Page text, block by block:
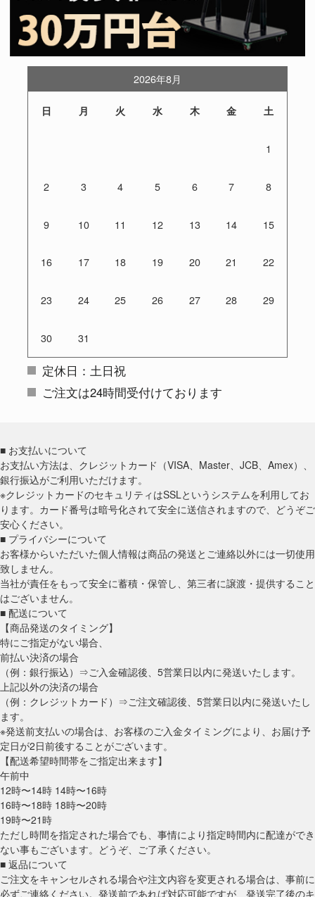
2026年8月
日 月 火 水 木 金 土
1
2 3 4 5 6 7 8
9 10 11 12 13 14 15
16 17 18 19 20 21 22
23 24 25 26 27 28 29
30 31
定休日：土日祝
ご注文は24時間受付けております
■ お支払いについて
お支払い方法は、クレジットカード（VISA、Master、JCB、Amex）、
銀行振込がご利用いただけます。
※クレジットカードのセキュリティはSSLというシステムを利用してお
ります。カード番号は暗号化されて安全に送信されますので、どうぞご
安心ください。
■ プライバシーについて
お客様からいただいた個人情報は商品の発送とご連絡以外には一切使用
致しません。
当社が責任をもって安全に蓄積・保管し、第三者に譲渡・提供すること
はございません。
■ 配送について
【商品発送のタイミング】
特にご指定がない場合、
前払い決済の場合
（例：銀行振込）⇒ご入金確認後、5営業日以内に発送いたします。
上記以外の決済の場合
（例：クレジットカード）⇒ご注文確認後、5営業日以内に発送いたし
ます。
※発送前支払いの場合は、お客様のご入金タイミングにより、お届け予
定日が2日前後することがございます。
【配送希望時間帯をご指定出来ます】
午前中
12時〜14時 14時〜16時
16時〜18時 18時〜20時
19時〜21時
ただし時間を指定された場合でも、事情により指定時間内に配達ができ
ない事もございます。どうぞ、ご了承ください。
■ 返品について
ご注文をキャンセルされる場合や注文内容を変更される場合は、事前に
必ずご連絡ください。発送前であれば対応可能ですが、発送完了後のキ